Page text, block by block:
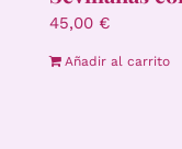
45,00 €
Añadir al carrito